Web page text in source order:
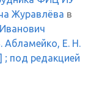
Журавлёва в
Абламейко, Е. Н.
; под редакцией